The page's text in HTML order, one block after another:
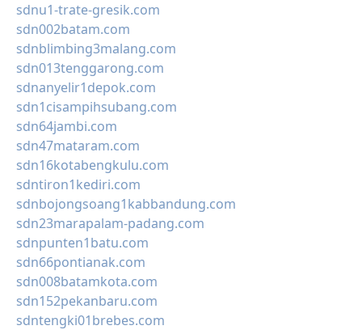
sdnu1-trate-gresik.com
sdn002batam.com
sdnblimbing3malang.com
sdn013tenggarong.com
sdnanyelir1depok.com
sdn1cisampihsubang.com
sdn64jambi.com
sdn47mataram.com
sdn16kotabengkulu.com
sdntiron1kediri.com
sdnbojongsoang1kabbandung.com
sdn23marapalam-padang.com
sdnpunten1batu.com
sdn66pontianak.com
sdn008batamkota.com
sdn152pekanbaru.com
sdntengki01brebes.com